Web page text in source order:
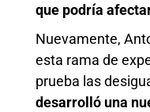
que podría
Nuevamente,
esta rama de
prueba las
desarrolló una